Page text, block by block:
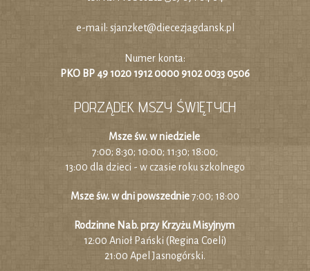
e-mail: sjanzket@diecezjagdansk.pl
Numer konta:
PKO BP 49 1020 1912 0000 9102 0033 0506
PORZĄDEK MSZY ŚWIĘTYCH
Msze św. w niedziele
7:00; 8:30; 10:00; 11:30; 18:00;
13:00 dla dzieci - w czasie roku szkolnego
Msze św. w dni powszednie7:00; 18:00
Rodzinne Nab. przy Krzyżu Misyjnym
12:00 Anioł Pański (Regina Coeli)
21:00 Apel Jasnogórski.